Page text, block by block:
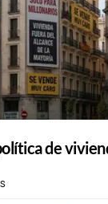
de